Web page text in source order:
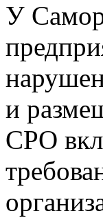
У
и
СРО